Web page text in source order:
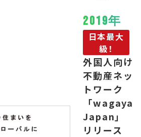
2019年
日本最大
級！
外国人向け
不動産ネッ
トワーク
「wagaya
Japan」
リリース